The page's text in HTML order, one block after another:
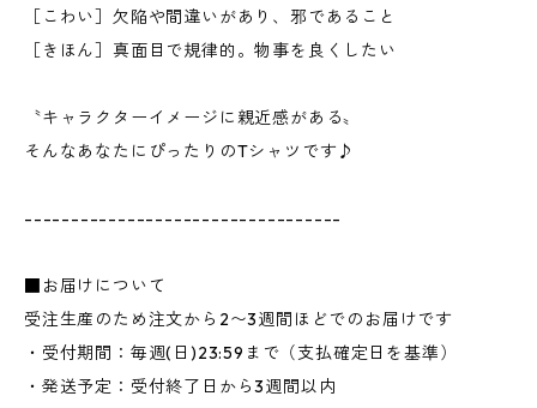
［こわい］欠陥や間違いがあり、邪であること
［きほん］真面目で規律的。物事を良くしたい
〝キャラクターイメージに親近感がある〟
そんなあなたにぴったりのTシャツです♪
----------------------------------
■お届けについて
受注生産のため注文から2〜3週間ほどでのお届けです
・受付期間：毎週(日)23:59まで（支払確定日を基準）
・発送予定：受付終了日から3週間以内